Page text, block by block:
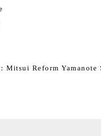
Mitsui Reform Yamanote